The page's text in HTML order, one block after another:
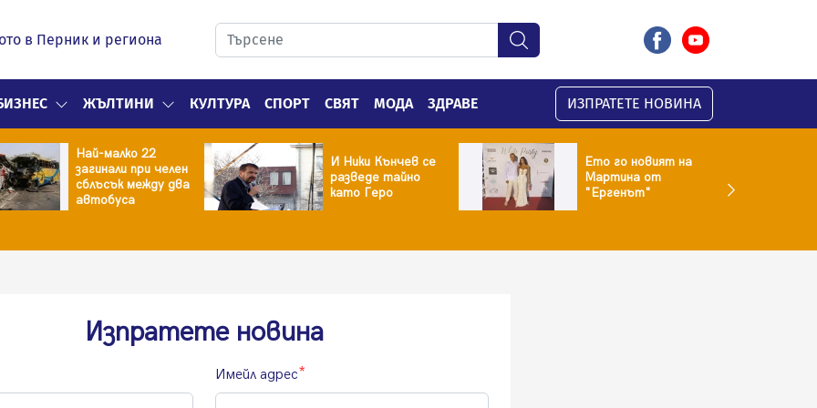
в Перник и региона
ЖЪЛТИНИ КУЛТУРА СПОРТ СВЯТ МОДА ЗДРАВЕ ИЗПРАТЕТЕ НОВИНА
Най-малко 22
загинали при челен
сблъсък между два
автобуса
И Ники Кънчев се
разведе тайно
като Геро
Ето го новият на
Мартина от
"Ергенът"
Изпратете новина
Имейл адрес